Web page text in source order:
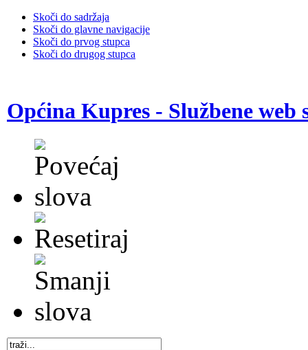
Skoči do sadržaja
Skoči do glavne navigacije
Skoči do prvog stupca
Skoči do drugog stupca
Općina Kupres - Službene web